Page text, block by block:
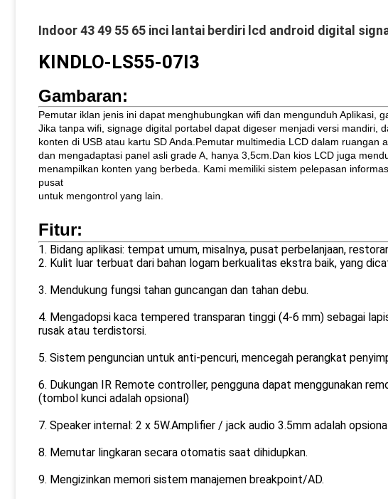
Indoor 43 49 55 65 inci lantai berdiri lcd android digital
KINDLO-LS55-07I3
Gambaran:
Pemutar iklan jenis ini dapat menghubungkan wifi dan mengunduh Aplikasi,
Jika tanpa wifi, signage digital portabel dapat digeser menjadi versi mandiri,
konten di USB atau kartu SD Anda.Pemutar multimedia LCD dalam ruangan
dan mengadaptasi panel asli grade A, hanya 3,5cm.Dan kios LCD juga
menampilkan konten yang berbeda. Kami memiliki sistem pelepasan
pusat
untuk mengontrol yang lain.
Fitur:
1. Bidang aplikasi: tempat umum, misalnya, pusat perbelanjaan,
2. Kulit luar terbuat dari bahan logam berkualitas ekstra baik, yang
3. Mendukung fungsi tahan guncangan dan tahan debu.
4. Mengadopsi kaca tempered transparan tinggi (4-6 mm) sebagai
rusak atau terdistorsi.
5. Sistem penguncian untuk anti-pencuri, mencegah perangkat
6. Dukungan IR Remote controller, pengguna dapat menggunakan
(tombol kunci adalah opsional)
7. Speaker internal: 2 x 5W.Amplifier / jack audio 3.5mm adalah
8. Memutar lingkaran secara otomatis saat dihidupkan.
9. Mengizinkan memori sistem manajemen breakpoint/AD.